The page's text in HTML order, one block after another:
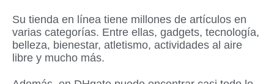
Su tienda en línea tiene millones de artículos en
varias categorías. Entre ellas, gadgets, tecnología,
belleza, bienestar, atletismo, actividades al aire
libre y mucho más.